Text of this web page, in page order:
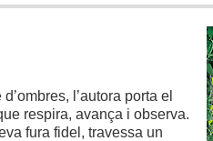
l’autora porta el
respira, avança i observa.
fura fidel, travessa un